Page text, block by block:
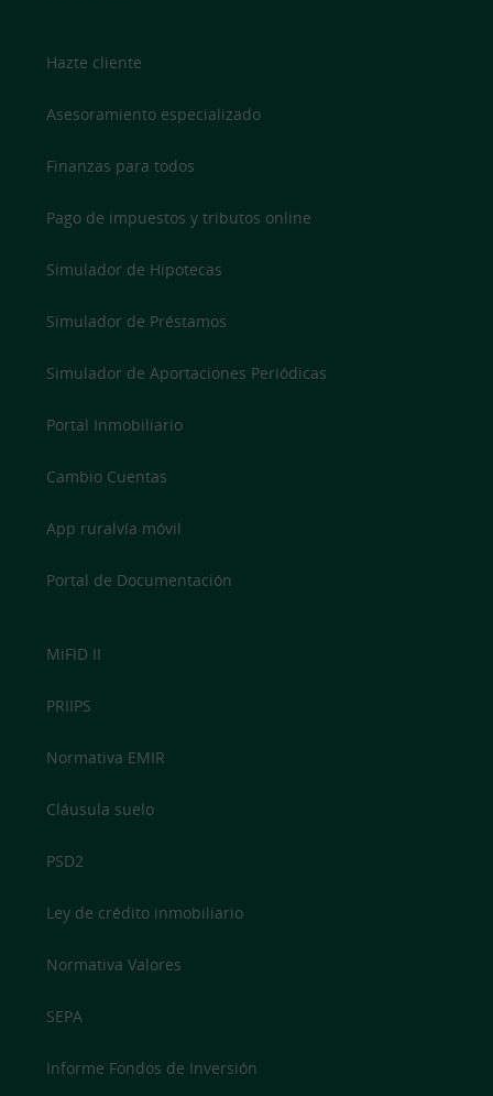
Hazte cliente
Asesoramiento especializado
Finanzas para todos
Pago de impuestos y tributos online
Simulador de Hipotecas
Simulador de Préstamos
Simulador de Aportaciones Periódicas
Portal Inmobiliario
Cambio Cuentas
App ruralvía móvil
Portal de Documentación
MiFID II
PRIIPS
Normativa EMIR
Cláusula suelo
PSD2
Ley de crédito inmobiliario
Normativa Valores
SEPA
Informe Fondos de Inversión